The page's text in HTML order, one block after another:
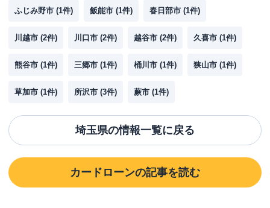
ふじみ野市 (1件) 飯能市 (1件) 春日部市 (1件)
川越市 (2件) 川口市 (2件) 越谷市 (2件) 久喜市 (1件)
熊谷市 (1件) 三郷市 (1件) 桶川市 (1件) 狭山市 (1件)
草加市 (1件) 所沢市 (3件) 蕨市 (1件)
埼玉県の情報一覧に戻る
カードローンの記事を読む